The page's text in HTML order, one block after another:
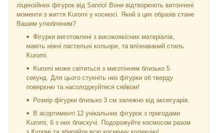
ліцензійних фігурок від Sanrio! Вони відтворюють витончені
моменти з життя Kuromi у космосі. Який з цих образів стане
Вашим улюбленим?
Фігурки виготовлені з високоякісних матеріалів,
мають ніжні пастельні кольори, та впізнаваний стиль
Kuromi.
Kuromi може світиться з миготінням близько 5
секунд. Для цього стукніть низ фігурки об тверду
поверхню та насолоджуйтеся сяйвом!
Розмір фігурки близько 3 см залежно від аксесуарів.
В асортименті 12 унікальних фігурок з пригодами
Kuromi, 6 з них блискучі. Подорожуйте космосом разом